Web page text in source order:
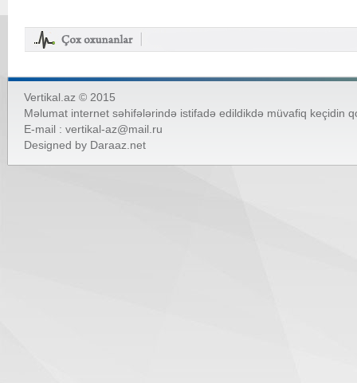
Vertikal.az © 2015
Məlumat internet səhifələrində istifadə edildikdə müvafiq keçidin
E-mail : vertikal-az@mail.ru
Designed by Daraaz.net